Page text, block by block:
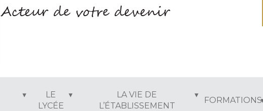
Acteur de votre devenir
LE
LYCÉE
LA VIE DE
L’ÉTABLISSEMENT
FORMATIONS